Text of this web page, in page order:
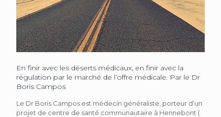
En finir avec les déserts médicaux, en finir avec la
régulation par le marché de l’offre médicale. Par le Dr
Boris Campos
Le Dr Boris Campos est médecin généraliste, porteur d’un
projet de centre de santé communautaire à Hennebont (